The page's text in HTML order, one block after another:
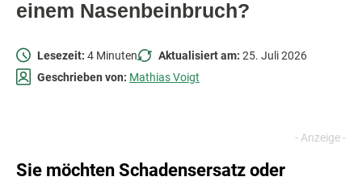
einem Nasenbeinbruch?
Lesezeit: 4 Minuten Aktualisiert am: 25. Juli 2026
Geschrieben von: Mathias Voigt
Sie möchten Schadensersatz oder